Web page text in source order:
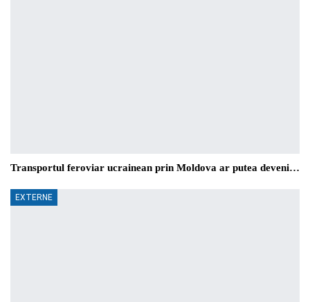
Transportul feroviar ucrainean prin Moldova ar putea deveni…
EXTERNE